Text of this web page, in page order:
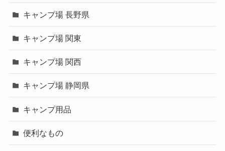
キャンプ場 長野県
キャンプ場 関東
キャンプ場 関西
キャンプ場 静岡県
キャンプ用品
便利なもの